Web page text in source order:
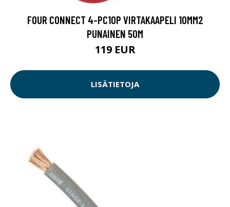
FOUR CONNECT 4-PC10P VIRTAKAAPELI 10MM2
PUNAINEN 50M
119 EUR
LISÄTIETOJA